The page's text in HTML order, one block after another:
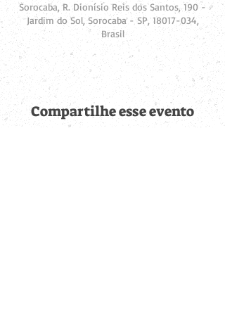
Sorocaba, R. Dionísio Reis dos Santos, 190 -
Jardim do Sol, Sorocaba - SP, 18017-034,
Brasil
Compartilhe esse evento